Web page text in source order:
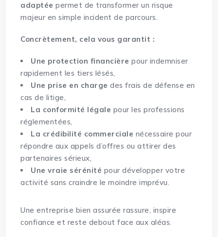
adaptée permet de transformer un risque
majeur en simple incident de parcours.
Concrètement, cela vous garantit :
Une protection financière pour indemniser
rapidement les tiers lésés,
Une prise en charge des frais de défense en
cas de litige,
La conformité légale pour les professions
réglementées,
La crédibilité commerciale nécessaire pour
répondre aux appels d’offres ou attirer des
partenaires sérieux,
Une vraie sérénité pour développer votre
activité sans craindre le moindre imprévu.
Une entreprise bien assurée rassure, inspire
confiance et reste debout face aux aléas.